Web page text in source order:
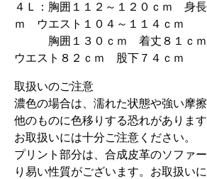
４Ｌ：胸囲１１２～１２０ｃｍ 身
ｍ ウエスト１０４～１１４ｃｍ
胸囲１３０ｃｍ 着丈８１ｃ
ウエスト８２ｃｍ 股下７４ｃｍ
取扱いのご注意
濃色の場合は、濡れた状態や強い摩
他のものに色移りする恐れがありま
お取扱いには十分ご注意ください。
プリント部分は、合成皮革のソファ
り易い性質がございます。お取扱い